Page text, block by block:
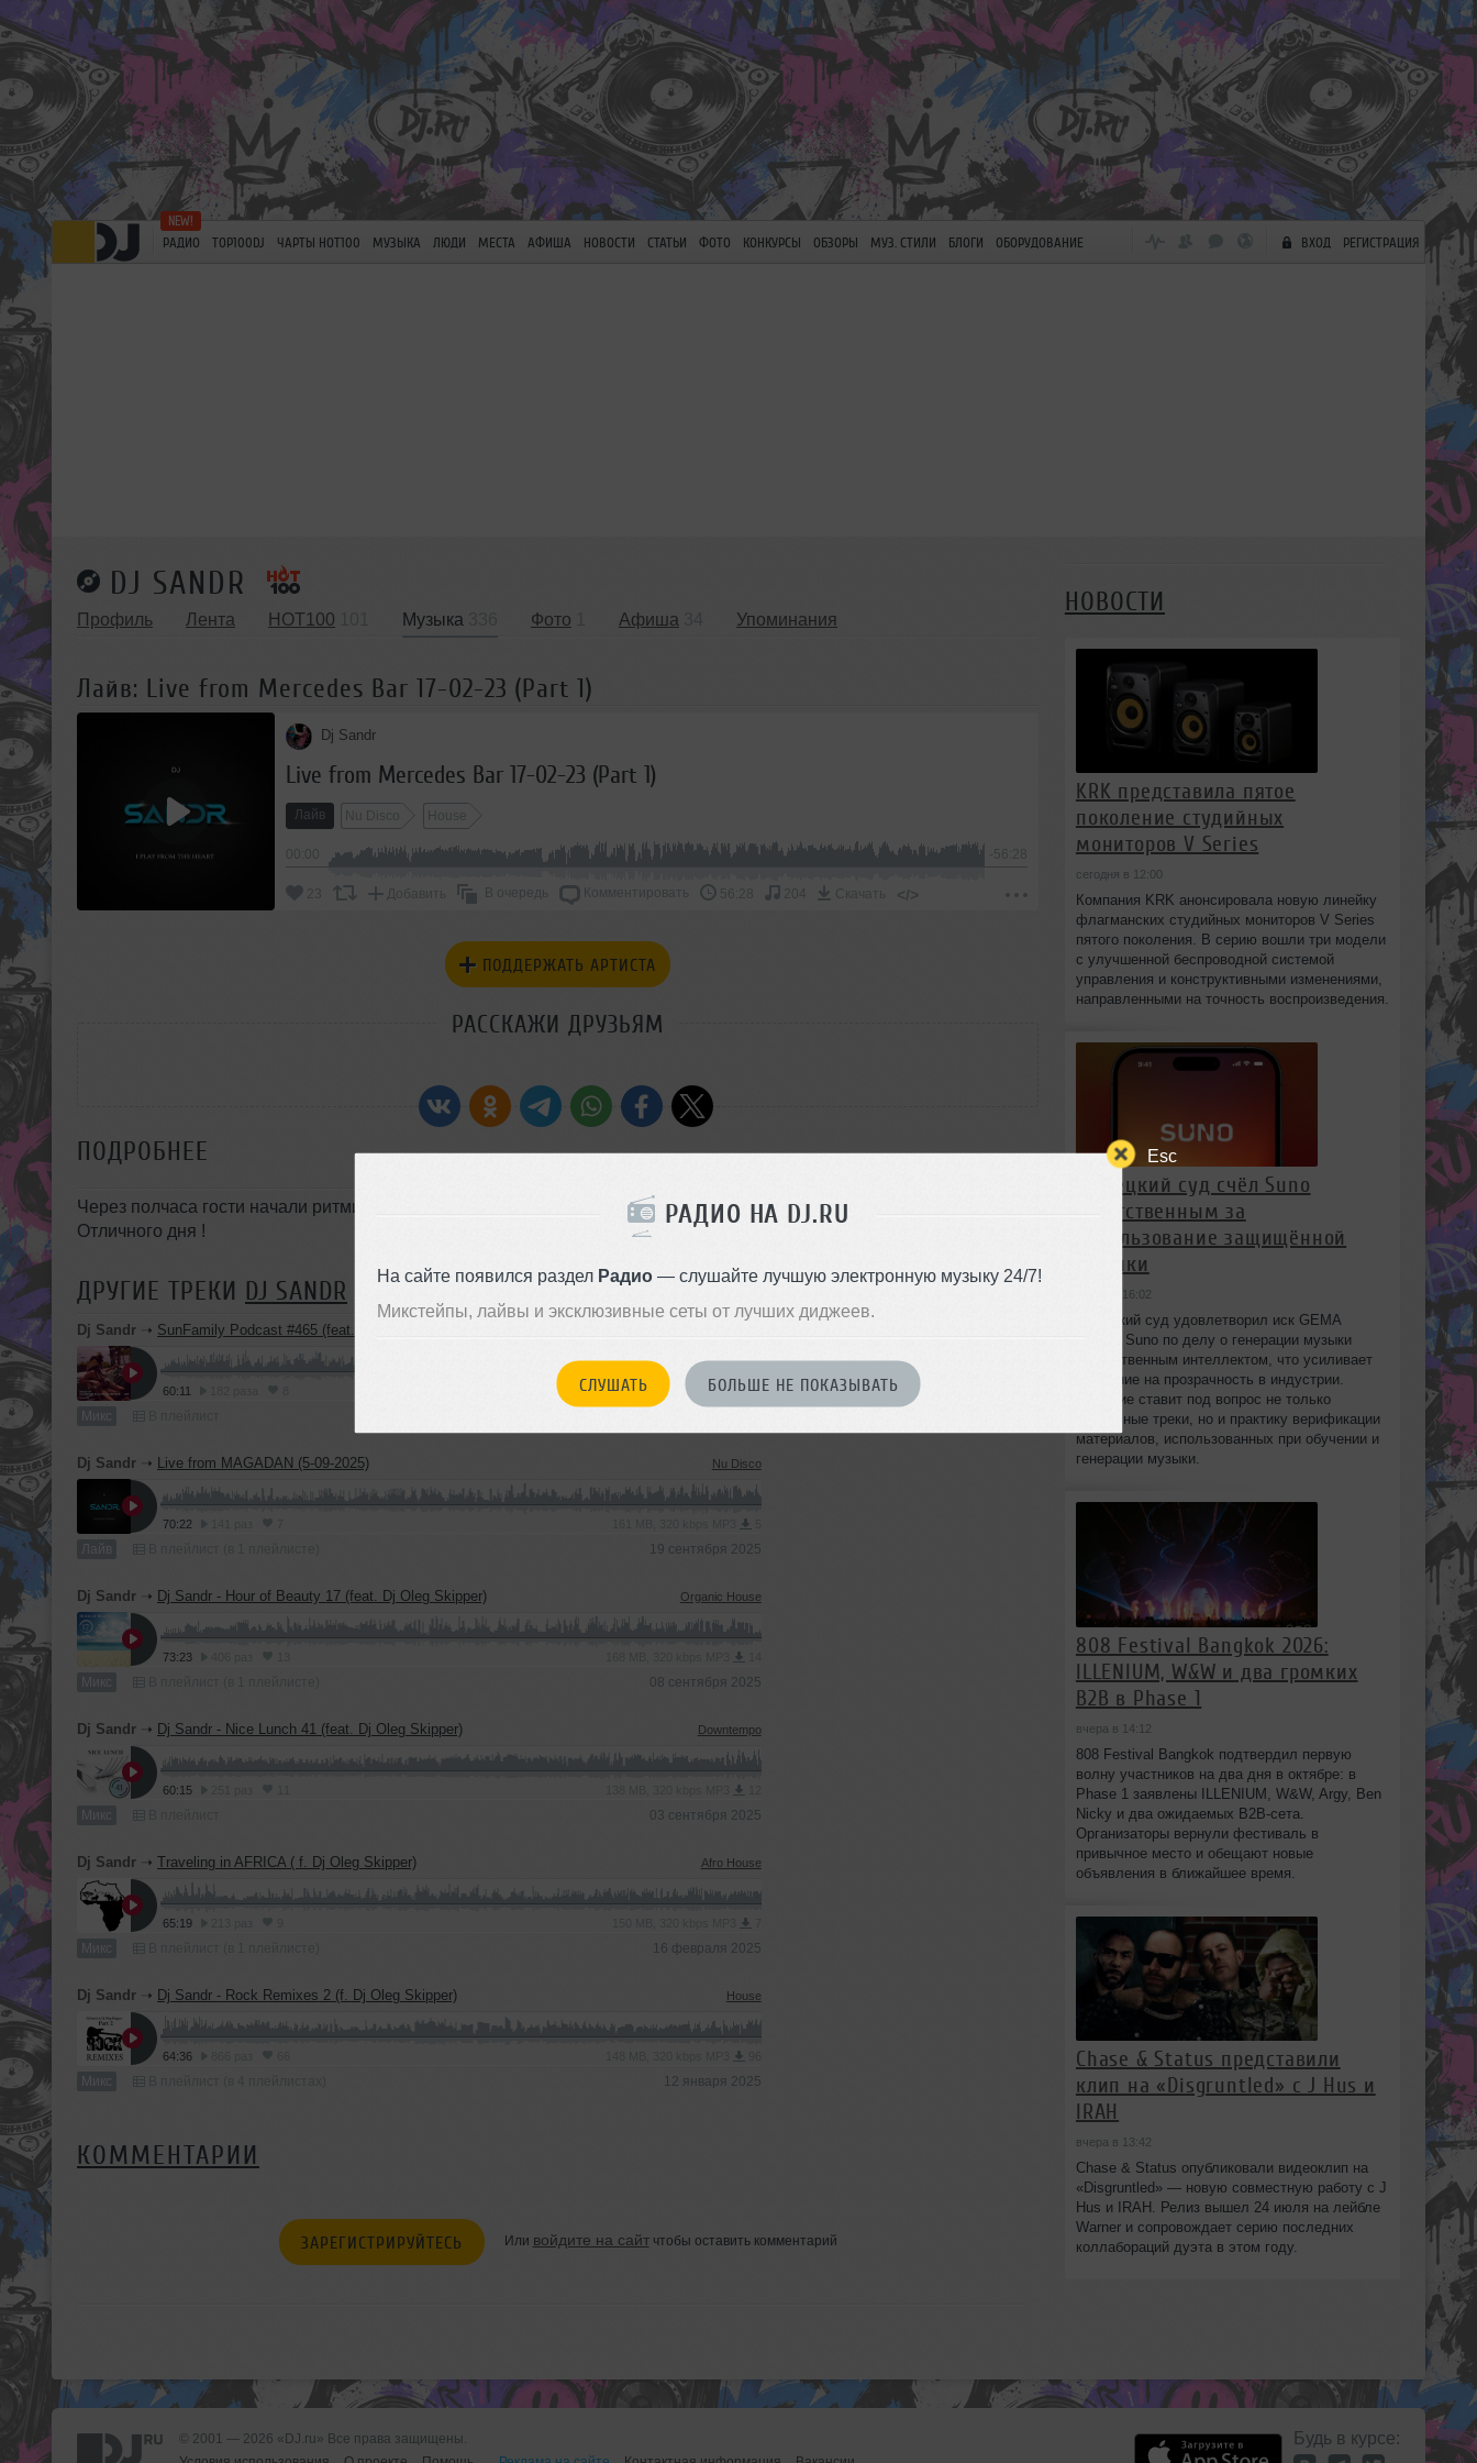
Esc
РАДИО НА DJ.RU
На сайте появился раздел Радио— слушайте лучшую электронную музыку 24/7!
Микстейпы, лайвы и эксклюзивные сеты от лучших диджеев.
СЛУШАТЬ БОЛЬШЕ НЕ ПОКАЗЫВАТЬ
РАДИО TOP100DJ ЧАРТЫ HOT100 МУЗЫКА ЛЮДИ МЕСТА АФИША НОВОСТИ СТАТЬИ ФОТО КОНКУРСЫ ОБЗОРЫ МУЗ. СТИЛИ БЛОГИ ОБОРУДОВАНИЕ ВХОД РЕГИСТРАЦИЯ
DJ SANDR
Профиль Лента HOT100 Музыка Фото Афиша Упоминания
Лайв: Live from Mercedes Bar 17-02-23 (Part 1)
Dj Sandr
Live from Mercedes Bar 17-02-23 (Part 1)
Лайв Nu Disco House
-56:28
23 Добавить В очередь Комментировать 56:28 204 Скачать </>
ПОДДЕРЖАТЬ АРТИСТА
РАССКАЖИ ДРУЗЬЯМ
ПОДРОБНЕЕ
Через полчаса гости начали ритмичные движения разными частями тела :)
Отличного дня !
ДРУГИЕ ТРЕКИ DJ SANDR
Dj Sandr ➝ SunFamily Podcast #465 (feat. Dj Oleg Skipper)
60:11 138 MB, 320 kbps MP3 10
Микс
Dj Sandr ➝ Live from MAGADAN (5-09-2025) Nu Disco
70:22
Лайв 19 сентября 2025
Dj Sandr ➝ Dj Sandr - Hour of Beauty 17 (feat. Dj Oleg Skipper) Organic House
73:23
Микс 08 сентября 2025
Dj Sandr ➝ Dj Sandr - Nice Lunch 41 (feat. Dj Oleg Skipper) Downtempo
60:15
Микс 03 сентября 2025
Dj Sandr ➝ Traveling in AFRICA ( f. Dj Oleg Skipper) Afro House
65:19
Микс 16 февраля 2025
Dj Sandr ➝ Dj Sandr - Rock Remixes 2 (f. Dj Oleg Skipper) House
64:36
Микс 12 января 2025
Стили:
Добавлен: 28 февраля 2023, 15:14
BPM: 121 — 123
КОММЕНТАРИИ
ЗАРЕГИСТРИРУЙТЕСЬ Или войдите на сайтчтобы оставить комментарий
НОВОСТИ
KRK представила пятое
поколение студийных
мониторов V Series
сегодня в 12:00
Компания KRK анонсировала новую линейку
флагманских студийных мониторов V Series
пятого поколения. В серию вошли три модели
с улучшенной беспроводной системой
управления и конструктивными изменениями,
направленными на точность воспроизведения.
Немецкий суд счёл Suno
ответственным за
использование защищённой
музыки
вчера в 16:02
Немецкий суд удовлетворил иск GEMA
против Suno по делу о генерации музыки
искусственным интеллектом, что усиливает
давление на прозрачность в индустрии.
Решение ставит под вопрос не только
отдельные треки, но и практику верификации
материалов, использованных при обучении и
генерации музыки.
808 Festival Bangkok 2026:
ILLENIUM, W&W и два громких
B2B в Phase 1
вчера в 14:12
808 Festival Bangkok подтвердил первую
волну участников на два дня в октябре: в
Phase 1 заявлены ILLENIUM, W&W, Argy, Ben
Nicky и два ожидаемых B2B-сета.
Организаторы вернули фестиваль в
привычное место и обещают новые
объявления в ближайшее время.
Chase & Status представили
клип на «Disgruntled» с J Hus и
IRAH
вчера в 13:42
Chase & Status опубликовали видеоклип на
«Disgruntled» — новую совместную работу с J
Hus и IRAH. Релиз вышел 24 июля на лейбле
Warner и сопровождает серию последних
коллабораций дуэта в этом году.
© 2001 — 2026 «DJ.ru» Все права защищены.
Будь в курсе: